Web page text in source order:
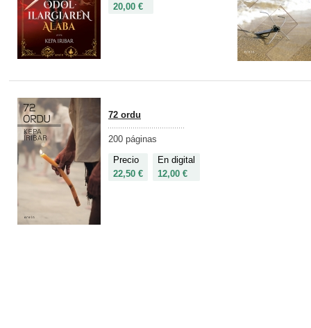
20,00 €
72 ordu
200 páginas
Precio
22,50 €
En digital
12,00 €